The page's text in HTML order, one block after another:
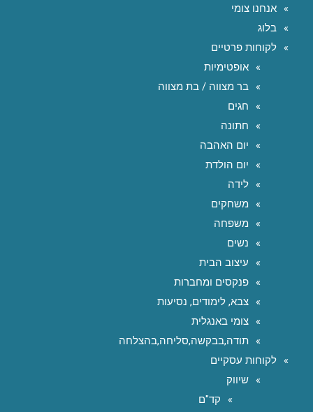
אנחנו צומי
בלוג
לקוחות פרטיים
אופטימיות
בר מצווה / בת מצווה
חגים
חתונה
יום האהבה
יום הולדת
לידה
משחקים
משפחה
נשים
עיצוב הבית
פנקסים ומחברות
צבא, לימודים, נסיעות
צומי באנגלית
תודה,בבקשה,סליחה,בהצלחה
לקוחות עסקיים
שיווק
קד"ם